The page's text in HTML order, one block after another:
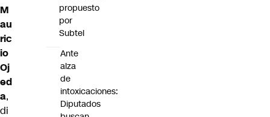
M
au
ric
io
Oj
ed
a,
di
propuesto
por
Subtel
Ante
alza
de
intoxicaciones:
Diputados